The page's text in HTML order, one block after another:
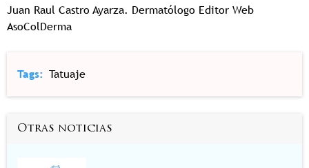
Juan Raul Castro Ayarza. Dermatólogo Editor Web
AsoColDerma
Tags Tatuaje
Otras noticias